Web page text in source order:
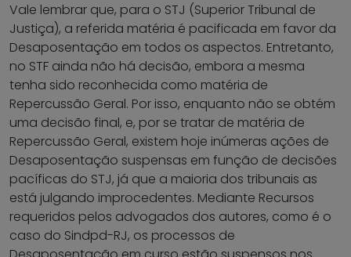
Vale lembrar que, para o STJ (Superior Tribunal de
Justiça), a referida matéria é pacificada em favor da
Desaposentação em todos os aspectos. Entretanto,
no STF ainda não há decisão, embora a mesma
tenha sido reconhecida como matéria de
Repercussão Geral. Por isso, enquanto não se obtém
uma decisão final, e, por se tratar de matéria de
Repercussão Geral, existem hoje inúmeras ações de
Desaposentação suspensas em função de decisões
pacíficas do STJ, já que a maioria dos tribunais as
está julgando improcedentes. Mediante Recursos
requeridos pelos advogados dos autores, como é o
caso do Sindpd-RJ, os processos de